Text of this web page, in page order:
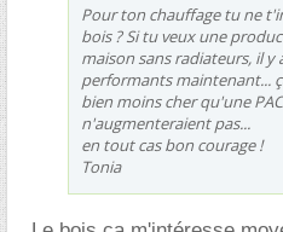
Pour ton chauffage tu ne
bois ? Si tu veux une
maison sans radiateurs, il y
performants maintenant...
bien moins cher qu'une
n'augmenteraient pas...
en tout cas bon courage !
Tonia